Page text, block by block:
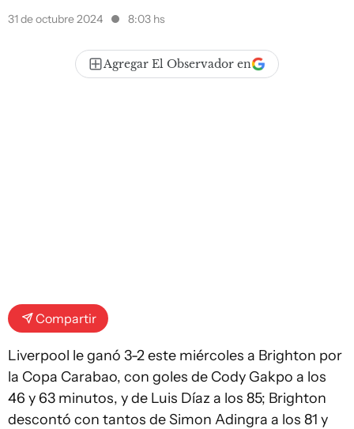
31 de octubre 2024 8:03 hs
Agregar El Observador en
Compartir
Liverpool le ganó 3-2 este miércoles a Brighton por
la Copa Carabao, con goles de Cody Gakpo a los
46 y 63 minutos, y de Luis Díaz a los 85; Brighton
descontó con tantos de Simon Adingra a los 81 y